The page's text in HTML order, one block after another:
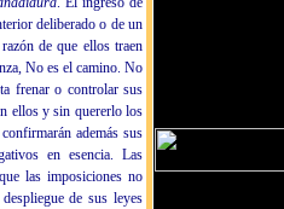
deliberado o de un
de que ellos traen
No es el camino. No
frenar o controlar sus
ellos y sin quererlo los
además sus
en esencia. Las
las imposiciones no
de sus leyes